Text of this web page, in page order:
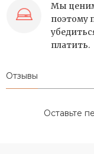
Мы
поэтому
платить.
Отзывы
Оставьте